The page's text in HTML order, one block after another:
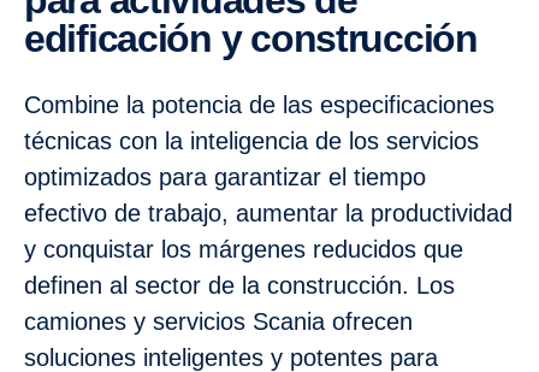
edificación y construcción
Combine la potencia de las especificaciones
técnicas con la inteligencia de los servicios
optimizados para garantizar el tiempo
efectivo de trabajo, aumentar la productividad
y conquistar los márgenes reducidos que
definen al sector de la construcción. Los
camiones y servicios Scania ofrecen
soluciones inteligentes y potentes para